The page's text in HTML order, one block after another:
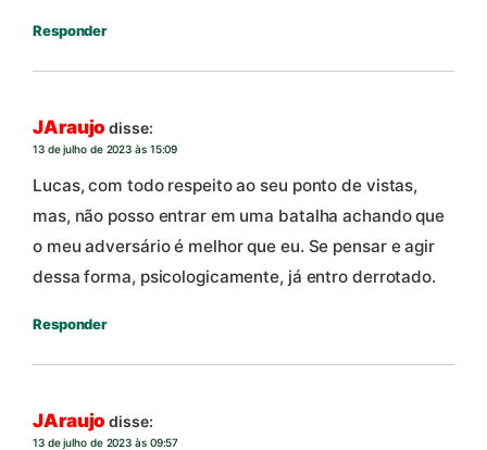
Responder
JAraujo disse:
13 de julho de 2023 às 15:09
Lucas, com todo respeito ao seu ponto de vistas,
mas, não posso entrar em uma batalha achando que
o meu adversário é melhor que eu. Se pensar e agir
dessa forma, psicologicamente, já entro derrotado.
Responder
JAraujo disse:
13 de julho de 2023 às 09:57